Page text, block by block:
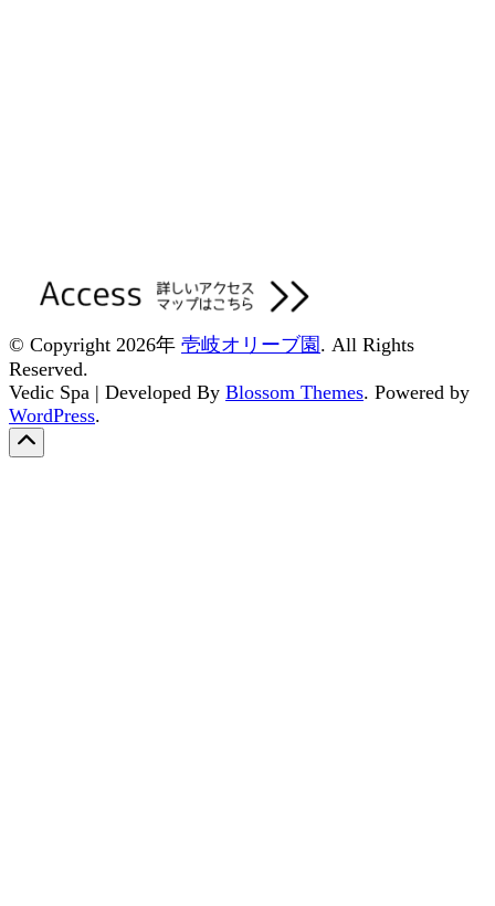
© Copyright 2026年 壱岐オリーブ園 . All Rights
Reserved.
Vedic Spa | Developed By Blossom Themes. Powered by
WordPress.